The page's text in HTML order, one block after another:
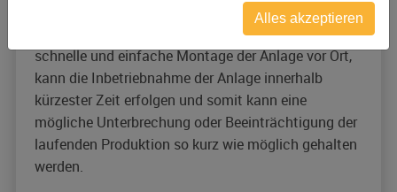
Ort meist nur noch an in Ihre vorhandene
Infrastruktur eingebunden werden. Durch die
schnelle und einfache Montage der Anlage vor Ort,
kann die Inbetriebnahme der Anlage innerhalb
kürzester Zeit erfolgen und somit kann eine
mögliche Unterbrechung oder Beeinträchtigung der
laufenden Produktion so kurz wie möglich gehalten
werden.
Alles akzeptieren